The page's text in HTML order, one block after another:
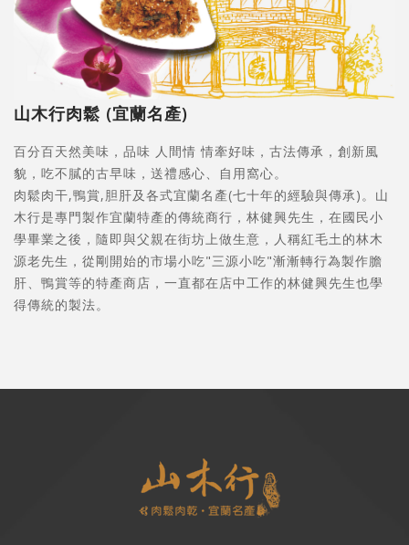
山木行肉鬆 (宜蘭名產)
百分百天然美味，品味 人間情 情牽好味，古法傳承，創新風
貌，吃不膩的古早味，送禮感心、自用窩心。
肉鬆肉干,鴨賞,胆肝及各式宜蘭名產(七十年的經驗與傳承)。山
木行是專門製作宜蘭特產的傳統商行，林健興先生，在國民小
學畢業之後，隨即與父親在街坊上做生意，人稱紅毛土的林木
源老先生，從剛開始的市場小吃"三源小吃"漸漸轉行為製作膽
肝、鴨賞等的特產商店，一直都在店中工作的林健興先生也學
得傳統的製法。